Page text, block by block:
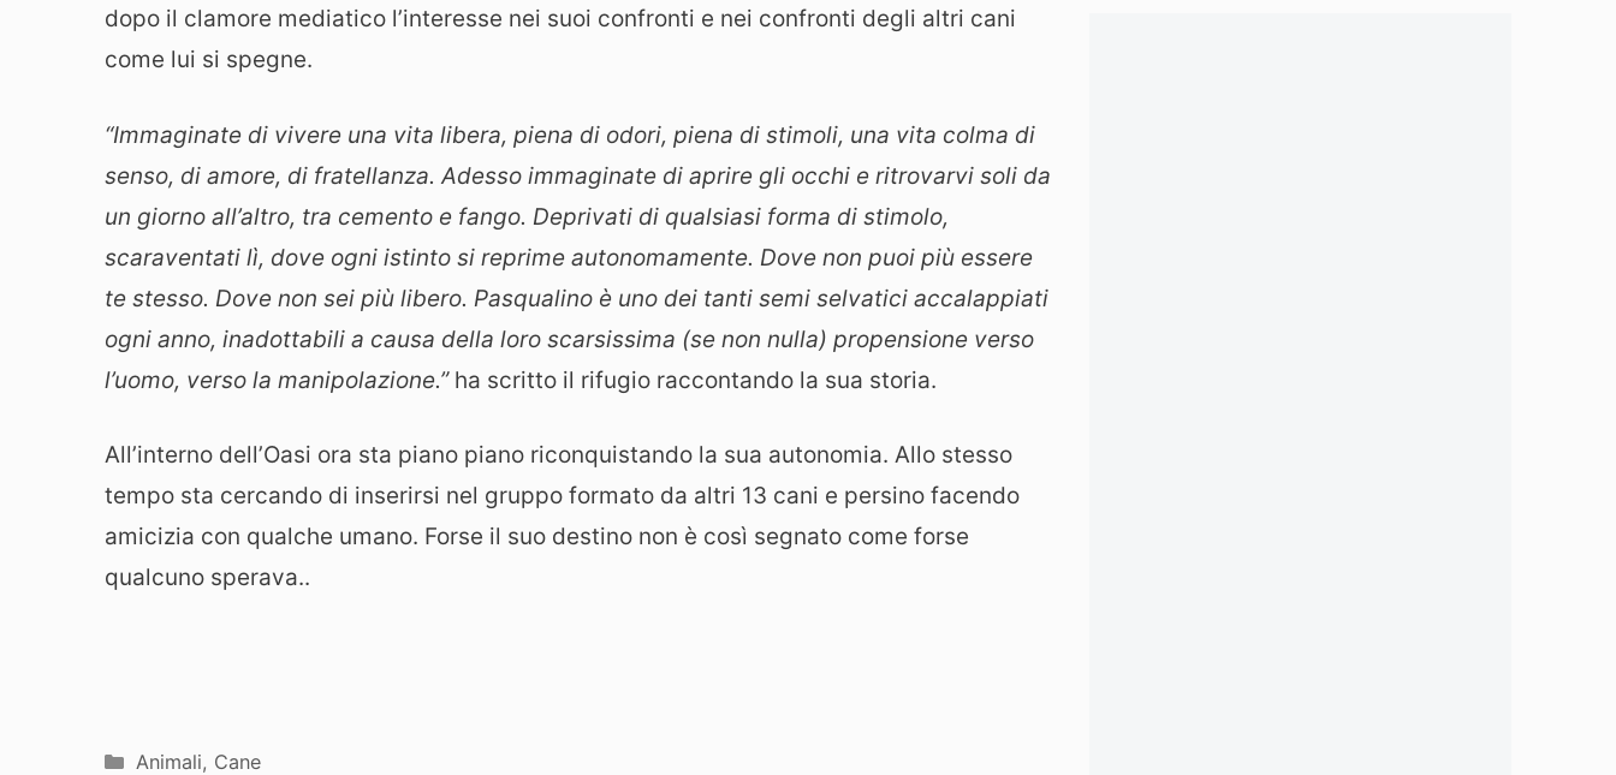
dopo il clamore mediatico l’interesse nei suoi confronti e nei confronti degli altri cani
come lui si spegne.
“Immaginate di vivere una vita libera, piena di odori, piena di stimoli, una vita colma di
senso, di amore, di fratellanza. Adesso immaginate di aprire gli occhi e ritrovarvi soli da
un giorno all’altro, tra cemento e fango. Deprivati di qualsiasi forma di stimolo,
scaraventati lì, dove ogni istinto si reprime autonomamente. Dove non puoi più essere
te stesso. Dove non sei più libero. Pasqualino è uno dei tanti semi selvatici accalappiati
ogni anno, inadottabili a causa della loro scarsissima (se non nulla) propensione verso
l’uomo, verso la manipolazione.”ha scritto il rifugio raccontando la sua storia.
All’interno dell’Oasi ora sta piano piano riconquistando la sua autonomia. Allo stesso
tempo sta cercando di inserirsi nel gruppo formato da altri 13 cani e persino facendo
amicizia con qualche umano. Forse il suo destino non è così segnato come forse
qualcuno sperava..
Categorie
Animali, Cane